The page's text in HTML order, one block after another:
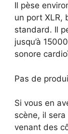
Il pèse
un port XLR,
standard. Il
jusqu’à
sonore
Pas de
Si vous en
scène, il
venant des